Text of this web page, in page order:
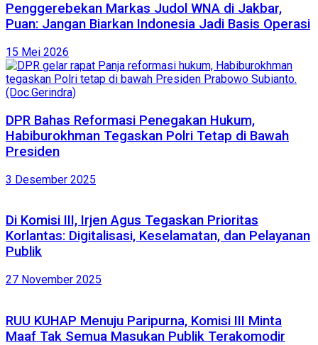
Penggerebekan Markas Judol WNA di Jakbar,
Puan: Jangan Biarkan Indonesia Jadi Basis Operasi
15 Mei 2026
DPR Bahas Reformasi Penegakan Hukum,
Habiburokhman Tegaskan Polri Tetap di Bawah
Presiden
3 Desember 2025
Di Komisi III, Irjen Agus Tegaskan Prioritas
Korlantas: Digitalisasi, Keselamatan, dan Pelayanan
Publik
27 November 2025
RUU KUHAP Menuju Paripurna, Komisi III Minta
Maaf Tak Semua Masukan Publik Terakomodir